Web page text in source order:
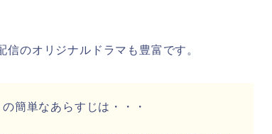
のオリジナルドラマも豊富です。
簡単なあらすじは・・・